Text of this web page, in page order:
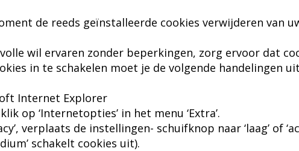
de reeds geïnstalleerde cookies verwijderen van
wil ervaren zonder beperkingen, zorg ervoor dat
in te schakelen moet je de volgende handelingen
Internet Explorer
op ‘Internetopties’ in het menu ‘Extra’.
verplaats de instellingen- schuifknop naar ‘laag’ of
schakelt cookies uit).